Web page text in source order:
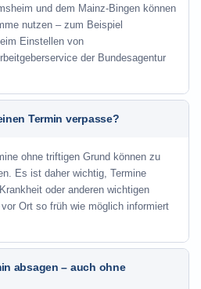
und dem Mainz-Bingen können
nutzen – zum Beispiel
Einstellen von
der Bundesagentur
Termin verpasse?
ohne triftigen Grund können zu
Es ist daher wichtig, Termine
oder anderen wichtigen
Ort so früh wie möglich informiert
absagen – auch ohne